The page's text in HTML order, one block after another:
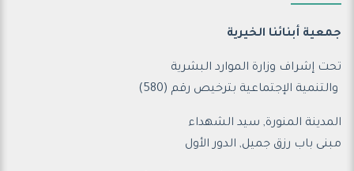
جمعية أبنائنا الخيرية
تحت إشراف وزارة الموارد البشرية
والتنمية الإجتماعية بترخيص رقم (580)
المدينة المنورة, سيد الشهداء
مبنى باب رزق جميل, الدور الأول